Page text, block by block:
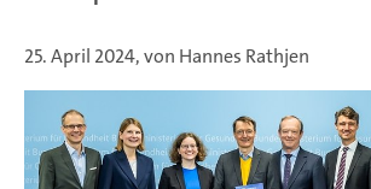
25. April 2024, von Hannes Rathjen